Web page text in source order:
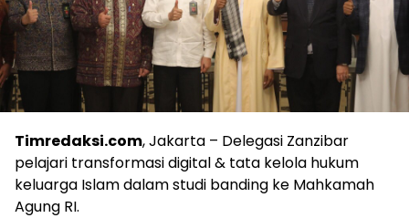
Timredaksi.com, Jakarta – Delegasi Zanzibar
pelajari transformasi digital & tata kelola hukum
keluarga Islam dalam studi banding ke Mahkamah
Agung RI.